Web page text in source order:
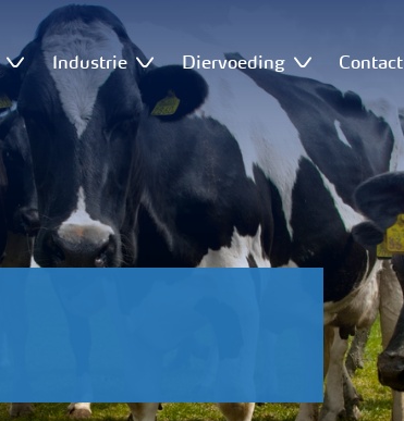
Industrie Diervoeding Contact